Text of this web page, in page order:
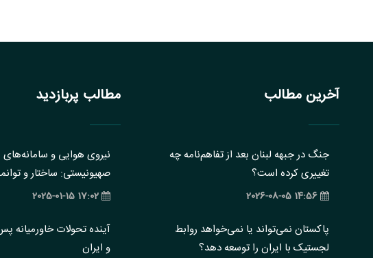
آخرین مطالب
جنگ در جبهه لبنان بعد از تفاهم‌نامه چه
تغییری کرده است؟
14:56 2026-08-05
پاکستان نمی‌تواند یا نمی‌خواهد روابط
لجستیک با ایران را توسعه دهد؟
مطالب پربازدید
نیروی هوایی و سامانه‌های
صهیونیستی: ساختار و
17:02 2025-01-15
آینده تحولات خاورمیانه
و ایران